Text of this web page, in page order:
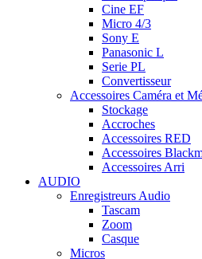
Cine EF
Micro 4/3
Sony E
Panasonic L
Serie PL
Convertisseur
Accessoires Caméra et
Stockage
Accroches
Accessoires RED
Accessoires
Accessoires Arri
AUDIO
Enregistreurs Audio
Tascam
Zoom
Casque
Micros